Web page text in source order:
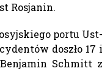
Rosjanin.
portu Ust-
doszło 17 i
Schmitt z